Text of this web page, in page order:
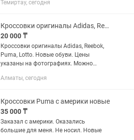
Темиртау, сегодня
Кроссовки оригиналы Adidas, Reebok, Puma
20 000 ₸
Кроссовки оригиналы Adidas, Reebok,
Puma, Lotto. Новые обуви. Цены
указаны на фотографиях. Можно
Алматы, сегодня
Кроссовки Puma с америки новые
35 000 ₸
Заказал с америки. Оказались
большие для меня. Не носил. Новые